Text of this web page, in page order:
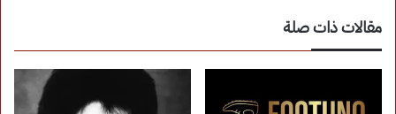
مقالات ذات صلة